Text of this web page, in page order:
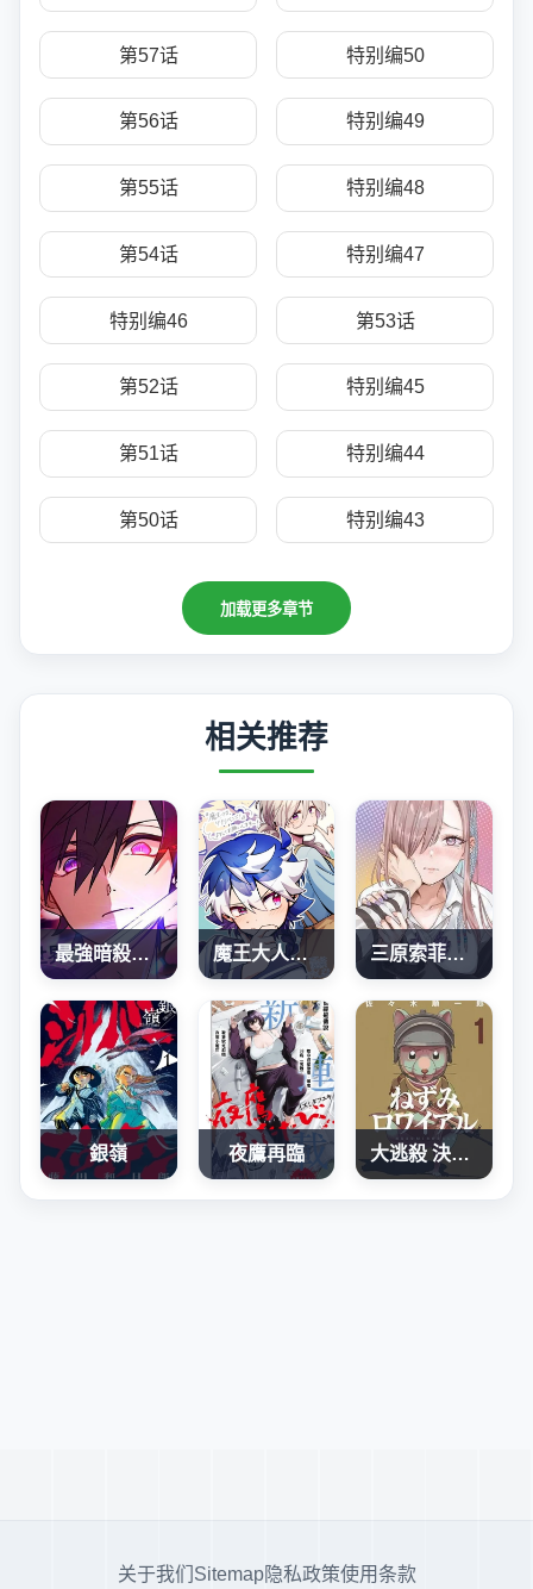
第57话 特别编50
第56话 特别编49
第55话 特别编48
第54话 特别编47
特别编46 第53话
第52话 特别编45
第51话 特别编44
第50话 特别编43
加载更多章节
相关推荐
最強暗殺者異世界轉移 魔王大人、再再再续前缘！ 三原索菲亞才不可怕呢
銀嶺 夜鷹再臨 大逃殺 決一鼠戰
关于我们 Sitemap隐私政策使用条款